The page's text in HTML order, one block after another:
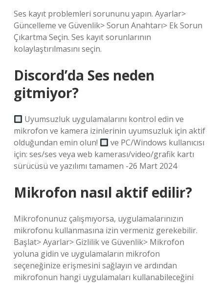
Ses kayıt problemleri sorununu yapın. Ayarlar>
Güncelleme ve Güvenlik> Sorun Anahtarı> Ek Sorun
Çıkartma Seçin. Ses kayıt sorunlarının
kolaylaştırılmasını seçin.
Discord’da Ses neden
gitmiyor?
Uyumsuzluk uygulamalarını kontrol edin ve
mikrofon ve kamera izinlerinin uyumsuzluk için aktif
olduğundan emin olun!
ve PC/Windows kullanıcısı
için: ses/ses veya web kamerası/video/grafik kartı
sürücüsü ve yazılımı tamamen -26 Mart 2024
Mikrofon nasıl aktif edilir?
Mikrofonunuz çalışmıyorsa, uygulamalarınızın
mikrofonu kullanmasına izin vermeniz gerekebilir.
Başlat> Ayarlar> Gizlilik ve Güvenlik> Mikrofon
yoluna gidin ve uygulamaların mikrofon
seçeneğinize erişmesini sağlayın ve ardından
mikrofonun hangi uygulamaları kullanabileceğini